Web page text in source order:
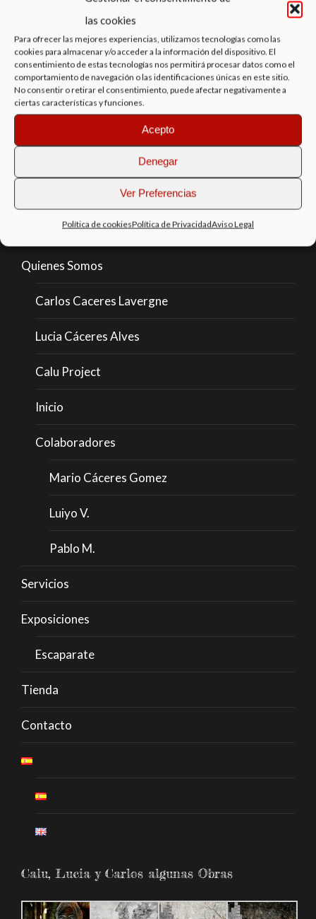
las cookies
Para ofrecer las mejores experiencias, utilizamos tecnologías como las
cookies para almacenar y/o acceder a la información del dispositivo. El
consentimiento de estas tecnologías nos permitirá procesar datos como el
comportamiento de navegación o las identificaciones únicas en este sitio.
No consentir o retirar el consentimiento, puede afectar negativamente a
ciertas características y funciones.
Acepto
Denegar
Ver Preferencias
Política de cookiesPolítica de PrivacidadAviso Legal
diferentes tamaños, tipos de papeles y
enmarcados.
Quienes Somos
Carlos Caceres Lavergne
Lucia Cáceres Alves
Calu Project
Inicio
Colaboradores
Mario Cáceres Gomez
Luiyo V.
Pablo M.
Servicios
Exposiciones
Escaparate
Tienda
Contacto
Calu, Lucia y Carlos algunas Obras